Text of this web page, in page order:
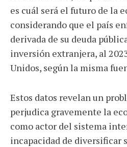
es cuál será el futuro de la
considerando que el país
derivada de su deuda
inversión extranjera, al
Unidos, según la misma
Estos datos revelan un
perjudica gravemente la
como actor del sistema
incapacidad de diversificar